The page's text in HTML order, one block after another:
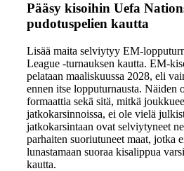
Pääsy kisoihin Uefa
pudotuspelien kautta
Lisää maita selviytyy EM-
League -turnauksen kautta. EM-
pelataan maaliskuussa 2028, eli
ennen itse lopputurnausta. Näiden
formaattia sekä sitä, mitkä
jatkokarsinnoissa, ei ole vielä
jatkokarsintaan ovat selviytyneet
parhaiten suoriutuneet maat, jotka
lunastamaan suoraa kisalippua
kautta.